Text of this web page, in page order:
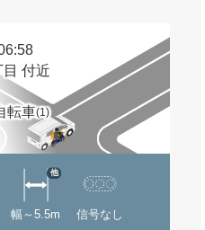
付近
転車(1)
幅～5.5m
他
信号なし